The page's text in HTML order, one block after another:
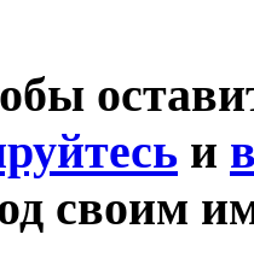
и
своим